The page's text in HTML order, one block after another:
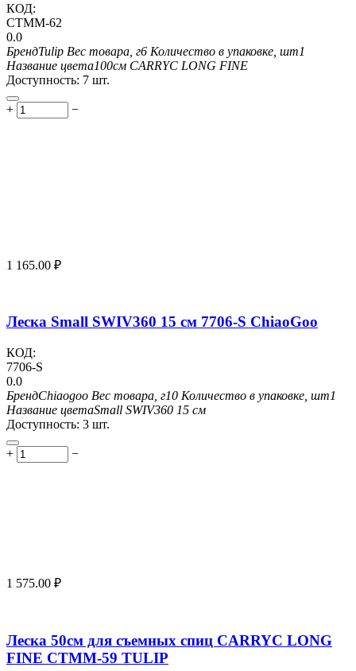
КОД:
CTMM-62
0.0
БрендTulip Вес товара, г6 Количество в упаковке, шт1
Название цвета100см CARRYC LONG FINE
Доступность: 7 шт.
+ −
1 165.00 ₽
Леска Small SWIV360 15 см 7706-S ChiaoGoo
КОД:
7706-S
0.0
БрендChiaogoo Вес товара, г10 Количество в упаковке, шт1
Название цветаSmall SWIV360 15 см
Доступность: 3 шт.
+ −
1 575.00 ₽
Леска 50см для съемных спиц CARRYC LONG
FINE CTMM-59 TULIP